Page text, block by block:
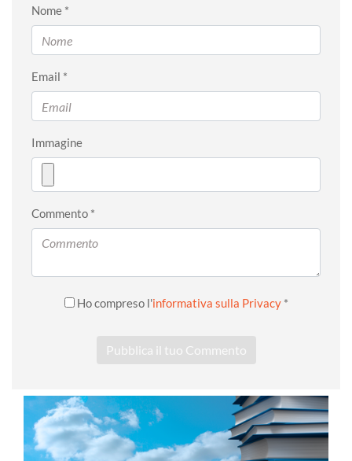
Nome *
Email *
Immagine
Commento *
Ho compreso l'informativa sulla Privacy*